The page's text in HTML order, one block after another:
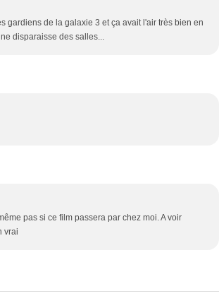
gardiens de la galaxie 3 et ça avait l'air très bien en
disparaisse des salles...
pas si ce film passera par chez moi. A voir
vrai